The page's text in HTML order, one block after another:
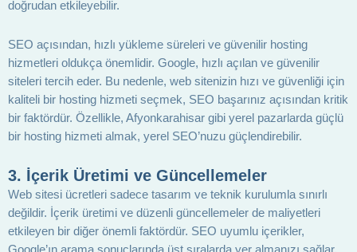
doğrudan etkileyebilir.
SEO açısından, hızlı yükleme süreleri ve güvenilir hosting
hizmetleri oldukça önemlidir. Google, hızlı açılan ve güvenilir
siteleri tercih eder. Bu nedenle, web sitenizin hızı ve güvenliği için
kaliteli bir hosting hizmeti seçmek, SEO başarınız açısından kritik
bir faktördür. Özellikle, Afyonkarahisar gibi yerel pazarlarda güçlü
bir hosting hizmeti almak, yerel SEO’nuzu güçlendirebilir.
3. İçerik Üretimi ve Güncellemeler
Web sitesi ücretleri sadece tasarım ve teknik kurulumla sınırlı
değildir. İçerik üretimi ve düzenli güncellemeler de maliyetleri
etkileyen bir diğer önemli faktördür. SEO uyumlu içerikler,